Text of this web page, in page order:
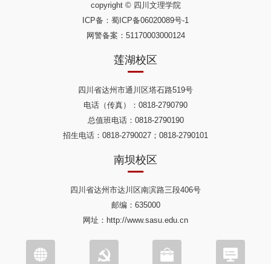
copyright © 四川文理学院
ICP备： 蜀ICP备06020089号-1
网警备案：51170003000124
莲湖校区
四川省达州市通川区塔石路519号
电话（传真）：0818-2790790
总值班电话：0818-2790190
招生电话：0818-2790027；0818-2790101
南坝校区
四川省达州市达川区南滨路三段406号
邮编：635000
网址：http://www.sasu.edu.cn